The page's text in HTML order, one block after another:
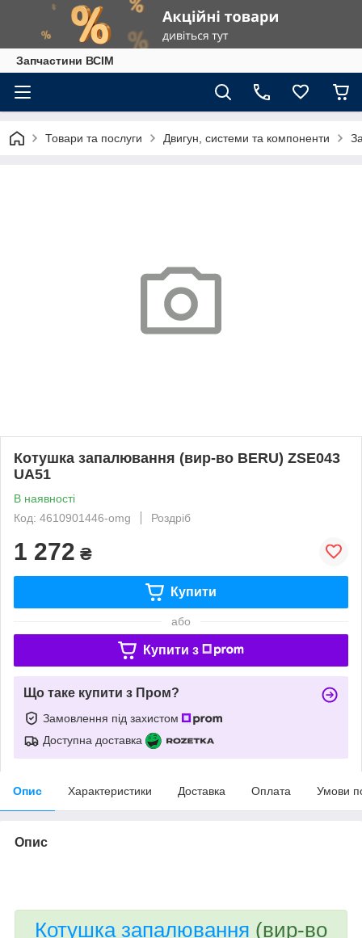
Запчастини ВСІМ
Товари та послуги Двигун, системи та компоненти
Котушка запалювання (вир-во BERU) ZSE043
UA51
В наявності
Код: 4610901446-omg
Роздріб
1 272 ₴
Купити
або
Купити з
Що таке купити з Пром?
Замовлення під захистом
Доступна доставка
Опис Характеристики Доставка Оплата Умови
Опис
Котушка запалювання (вир-во